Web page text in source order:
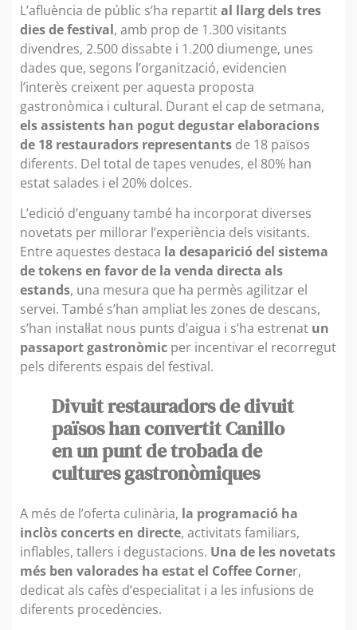
L’afluència de públic s’ha repartital llarg dels tres
dies de festival, amb prop de 1.300 visitants
divendres, 2.500 dissabte i 1.200 diumenge, unes
dades que, segons l’organització, evidencien
l’interès creixent per aquesta proposta
gastronòmica i cultural. Durant el cap de setmana,
els assistents han pogut degustar elaboracions
de 18 restauradors representants de 18 països
diferents. Del total de tapes venudes, el 80% han
estat salades i el 20% dolces.
L’edició d’enguany també ha incorporat diverses
novetats per millorar l’experiència dels visitants.
Entre aquestes destaca la desaparició del sistema
de tokens en favor de la venda directa als
estands, una mesura que ha permès agilitzar el
servei. També s’han ampliat les zones de descans,
s’han instal·lat nous punts d’aigua i s’ha estrenat un
passaport gastronòmic per incentivar el recorregut
pels diferents espais del festival.
Divuit restauradors de divuit
països han convertit Canillo
en un punt de trobada de
cultures gastronòmiques
A més de l’oferta culinària, la programació ha
inclòs concerts en directe, activitats familiars,
inflables, tallers i degustacions. Una de les novetats
més ben valorades ha estat el Coffee Corner,
dedicat als cafès d’especialitat i a les infusions de
diferents procedències.